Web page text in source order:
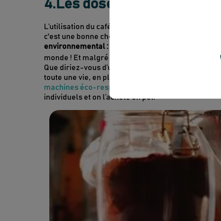
4.Les dosettes de café
L’utilisation du café en poudre, et le fameux
c'est une bonne chose car cela pollue largement
environnemental : 20 milliards de doses
monde ! Et malgré les initiatives des géants du
Que diriez-vous d’une machine à café manuelle,
toute une vie, en plus de vous offrir l’excellence
machines éco-responsables pourraient aussi
individuels et on l’achète en pot.